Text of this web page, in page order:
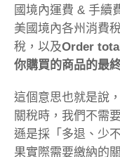
國境內運費 & 手續
美國境內各州消費
稅，以及Order
你購買的商品的最
這個意思也就是說
關稅時，我們不需
遜是採「多退、少
果實際需要繳納的